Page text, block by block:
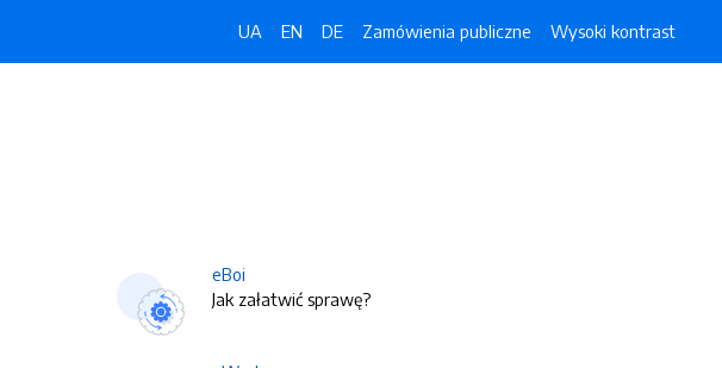
UA EN DE Zamówienia publiczne Wysoki kontrast
eBoi
Jak załatwić sprawę?